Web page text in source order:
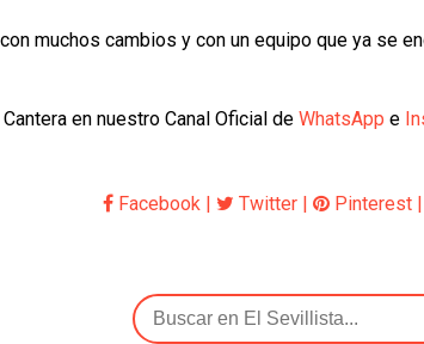
muchos cambios y con un equipo que ya se
en nuestro Canal Oficial de WhatsApp e
Facebook | Twitter | Pinterest |